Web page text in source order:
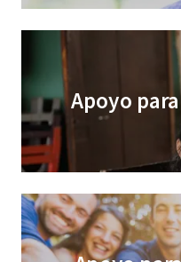
Apoyo